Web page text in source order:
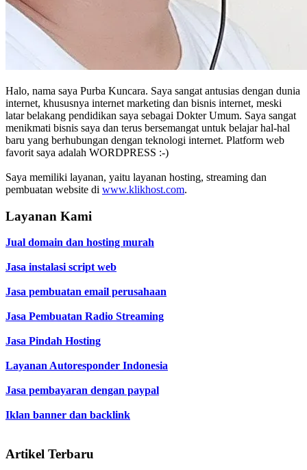
Halo, nama saya Purba Kuncara. Saya sangat antusias dengan dunia
internet, khususnya internet marketing dan bisnis internet, meski
latar belakang pendidikan saya sebagai Dokter Umum. Saya sangat
menikmati bisnis saya dan terus bersemangat untuk belajar hal-hal
baru yang berhubungan dengan teknologi internet. Platform web
favorit saya adalah WORDPRESS :-)
Saya memiliki layanan, yaitu layanan hosting, streaming dan
pembuatan website di www.klikhost.com.
Layanan Kami
Jual domain dan hosting murah
Jasa instalasi script web
Jasa pembuatan email perusahaan
Jasa Pembuatan Radio Streaming
Jasa Pindah Hosting
Layanan Autoresponder Indonesia
Jasa pembayaran dengan paypal
Iklan banner dan backlink
Artikel Terbaru